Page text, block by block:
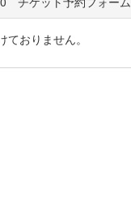
おりません。